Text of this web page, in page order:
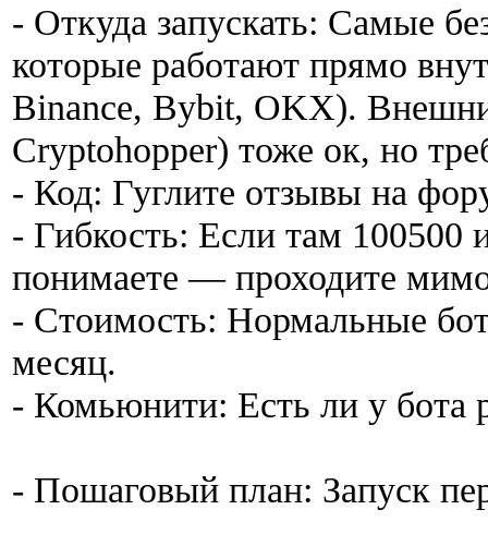
- Откуда запускать: Самые
которые работают прямо
Binance, Bybit, OKX).
Cryptohopper) тоже ок, но
- Код: Гуглите отзывы на
- Гибкость: Если там 100500
понимаете — проходите
- Стоимость: Нормальные
месяц.
- Комьюнити: Есть ли у бота
- Пошаговый план: Запуск